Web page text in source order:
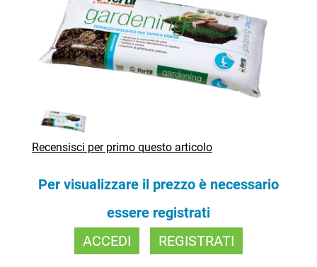
Recensisci per primo questo articolo
Per visualizzare il prezzo è necessario
essere registrati
ACCEDI
REGISTRATI